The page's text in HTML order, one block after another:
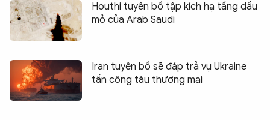
Houthi tuyên bố tập kích hạ tầng dầu
mỏ của Arab Saudi
Iran tuyên bố sẽ đáp trả vụ Ukraine
tấn công tàu thương mại